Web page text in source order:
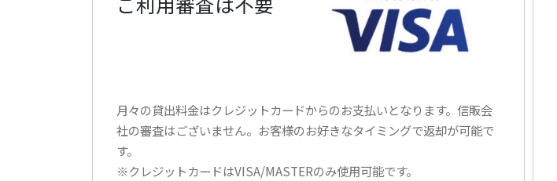
月々の貸出料金はクレジットカードからのお支払いとなります。信販会
社の審査はございません。お客様のお好きなタイミングで返却が可能で
す。
※クレジットカードはVISA/MASTERのみ使用可能です。